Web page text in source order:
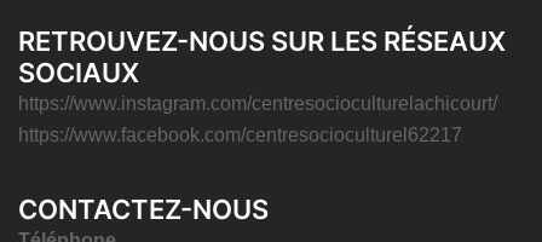
RETROUVEZ-NOUS SUR LES RÉSEAUX
SOCIAUX
https://www.instagram.com/centresocioculturelachicourt/
https://www.facebook.com/centresocioculturel62217
CONTACTEZ-NOUS